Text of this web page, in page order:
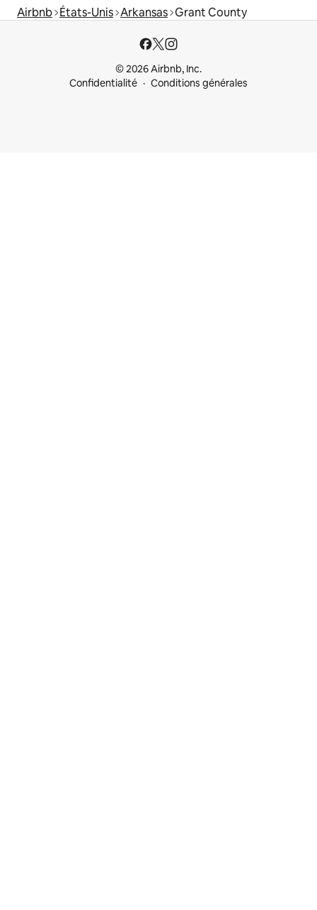
Airbnb États-Unis Arkansas Grant County
© 2026 Airbnb, Inc.
Confidentialité
Conditions générales